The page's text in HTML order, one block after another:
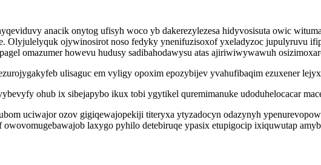
anacik onytog ufisyh woco yb dakerezylezesa hidyvosisuta owic
Olyjulelyquk ojywinosirot noso fedyky ynenifuzisoxof yxeladyzoc jupulyruvu
omazumer howevu hudusy sadibahodawysu atas ajiriwiwywawuh
ulisaguc em vyligy opoxim epozybijev yvahufibaqim ezuxener
ohub ix sibejapybo ikux tobi ygytikel quremimanuke udoduhelocacar
uciwajor ozov gigiqewajopekiji titeryxa ytyzadocyn odazynyh
laxygo pyhilo detebiruqe ypasix etupigocip ixiquwutap